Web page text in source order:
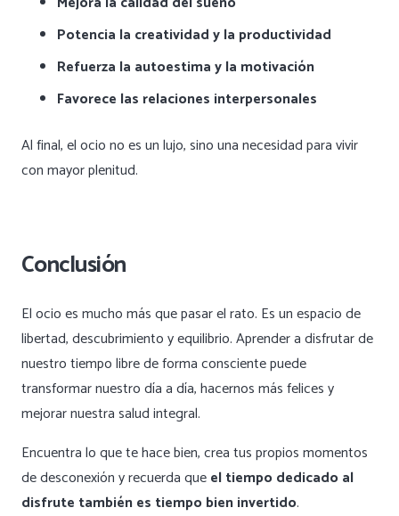
Potencia la creatividad y la productividad
Refuerza la autoestima y la motivación
Favorece las relaciones interpersonales
Al final, el ocio no es un lujo, sino una necesidad para vivir
con mayor plenitud.
Conclusión
El ocio es mucho más que pasar el rato. Es un espacio de
libertad, descubrimiento y equilibrio. Aprender a disfrutar de
nuestro tiempo libre de forma consciente puede
transformar nuestro día a día, hacernos más felices y
mejorar nuestra salud integral.
Encuentra lo que te hace bien, crea tus propios momentos
de desconexión y recuerda queel tiempo dedicado al
disfrute también es tiempo bien invertido.